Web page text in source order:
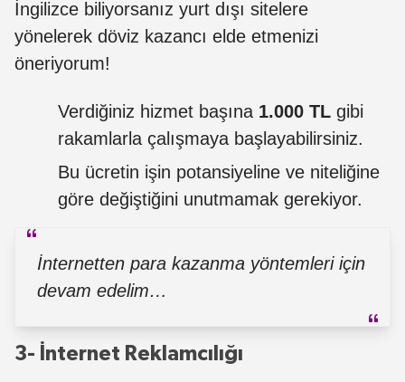
İngilizce biliyorsanız yurt dışı sitelere
yönelerek döviz kazancı elde etmenizi
öneriyorum!
Verdiğiniz hizmet başına 1.000 TL gibi
rakamlarla çalışmaya başlayabilirsiniz.
Bu ücretin işin potansiyeline ve niteliğine
göre değiştiğini unutmamak gerekiyor.
İnternetten para kazanma yöntemleri için
devam edelim…
3- İnternet Reklamcılığı